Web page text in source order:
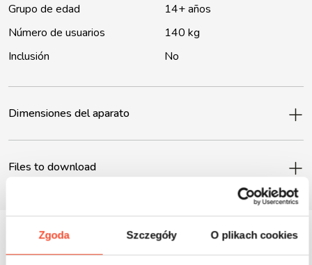
Zgoda Szczegóły O plikach cookies
Grupo de edad
14+ años
Número de usuarios
140 kg
Inclusión
No
Dimensiones del aparato
Files to download